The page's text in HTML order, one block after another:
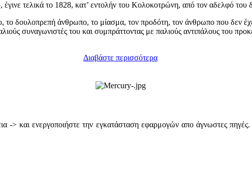
τελικά το 1828, κατ’ εντολήν του Κολοκοτρώνη, από τον αδελφό του
δουλοπρεπή άνθρωπο, το μίασμα, τον προδότη, τον άνθρωπο που δεν έχει
συναγωνιστές του και συμπράττοντας με παλιούς αντιπάλους του
Διαβάστε περισσότερα
-> και ενεργοποιήστε την εγκατάσταση εφαρμογών απο άγνωστες